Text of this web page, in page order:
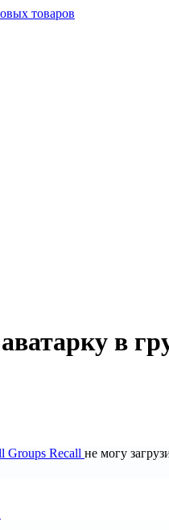
в
Groups Recall не могу